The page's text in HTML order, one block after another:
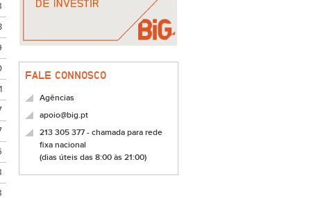
FALE CONNOSCO
Agências
apoio@big.pt
213 305 377 - chamada para rede
fixa nacional
(dias úteis das 8:00 às 21:00)